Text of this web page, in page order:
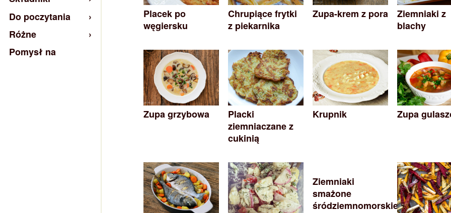
Placek po
węgiersku
Chrupiące frytki
z piekarnika
Zupa-krem z pora
Ziemniaki z
blachy
Zupa grzybowa
Placki
ziemniaczane z
cukinią
Krupnik Zupa
Ziemniaki
smażone
śródziemnomorskie
Do poczytania
Różne
Pomysł na